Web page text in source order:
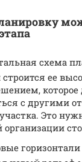
схема
ее
которое
с другими
Это
организации